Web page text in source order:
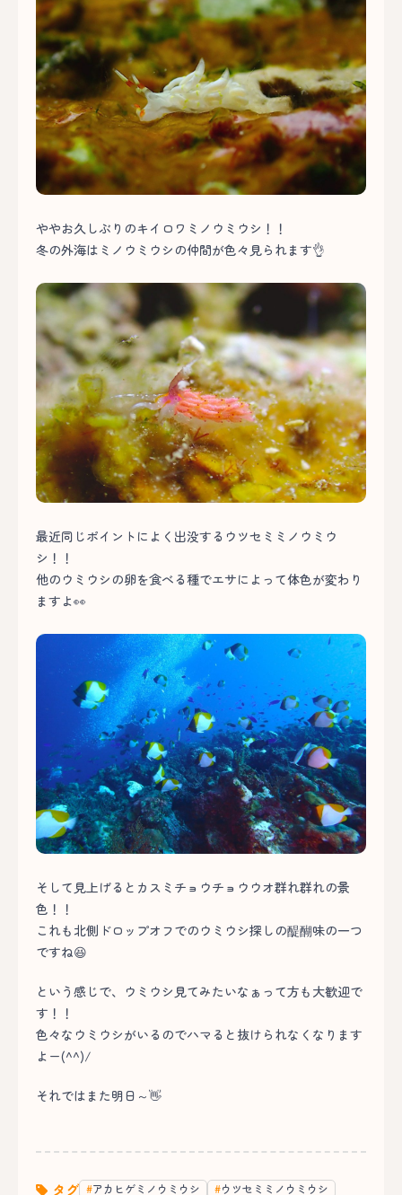
ややお久しぶりのキイロワミノウミウシ！！
冬の外海はミノウミウシの仲間が色々見られます👌
最近同じポイントによく出没するウツセミミノウミウ
シ！！
他のウミウシの卵を食べる種でエサによって体色が変わり
ますよ👀
そして見上げるとカスミチョウチョウウオ群れ群れの景
色！！
これも北側ドロップオフでのウミウシ探しの醍醐味の一つ
ですね😆
という感じで、ウミウシ見てみたいなぁって方も大歓迎で
す！！
色々なウミウシがいるのでハマると抜けられなくなります
よー(^^)/
それではまた明日～👋
タグ アカヒゲミノウミウシ ウツセミミノウミウシ